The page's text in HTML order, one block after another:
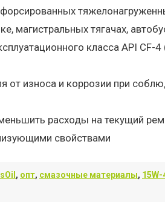
магистральных тягачах,
класса API CF-
от износа и коррозии при
расходы на текущий
свойствами
, опт, смазочные материалы, 15W-